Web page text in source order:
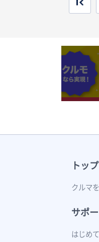
トップ
クルマ
サポ
はじめ